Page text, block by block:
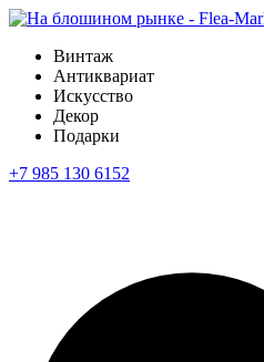
Винтаж
Антиквариат
Искусство
Декор
Подарки
+7 985 130 6152